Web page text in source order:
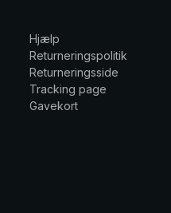
Hjælp
Returneringspolitik
Returneringsside
Tracking page
Gavekort